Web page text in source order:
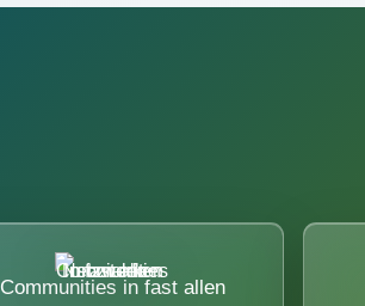
Communities in fast allen